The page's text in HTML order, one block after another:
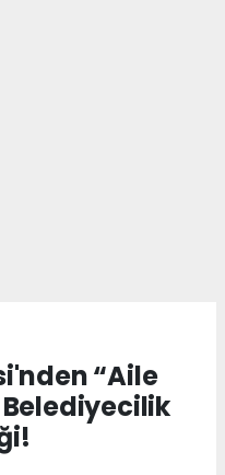
“Aile
Belediyecilik